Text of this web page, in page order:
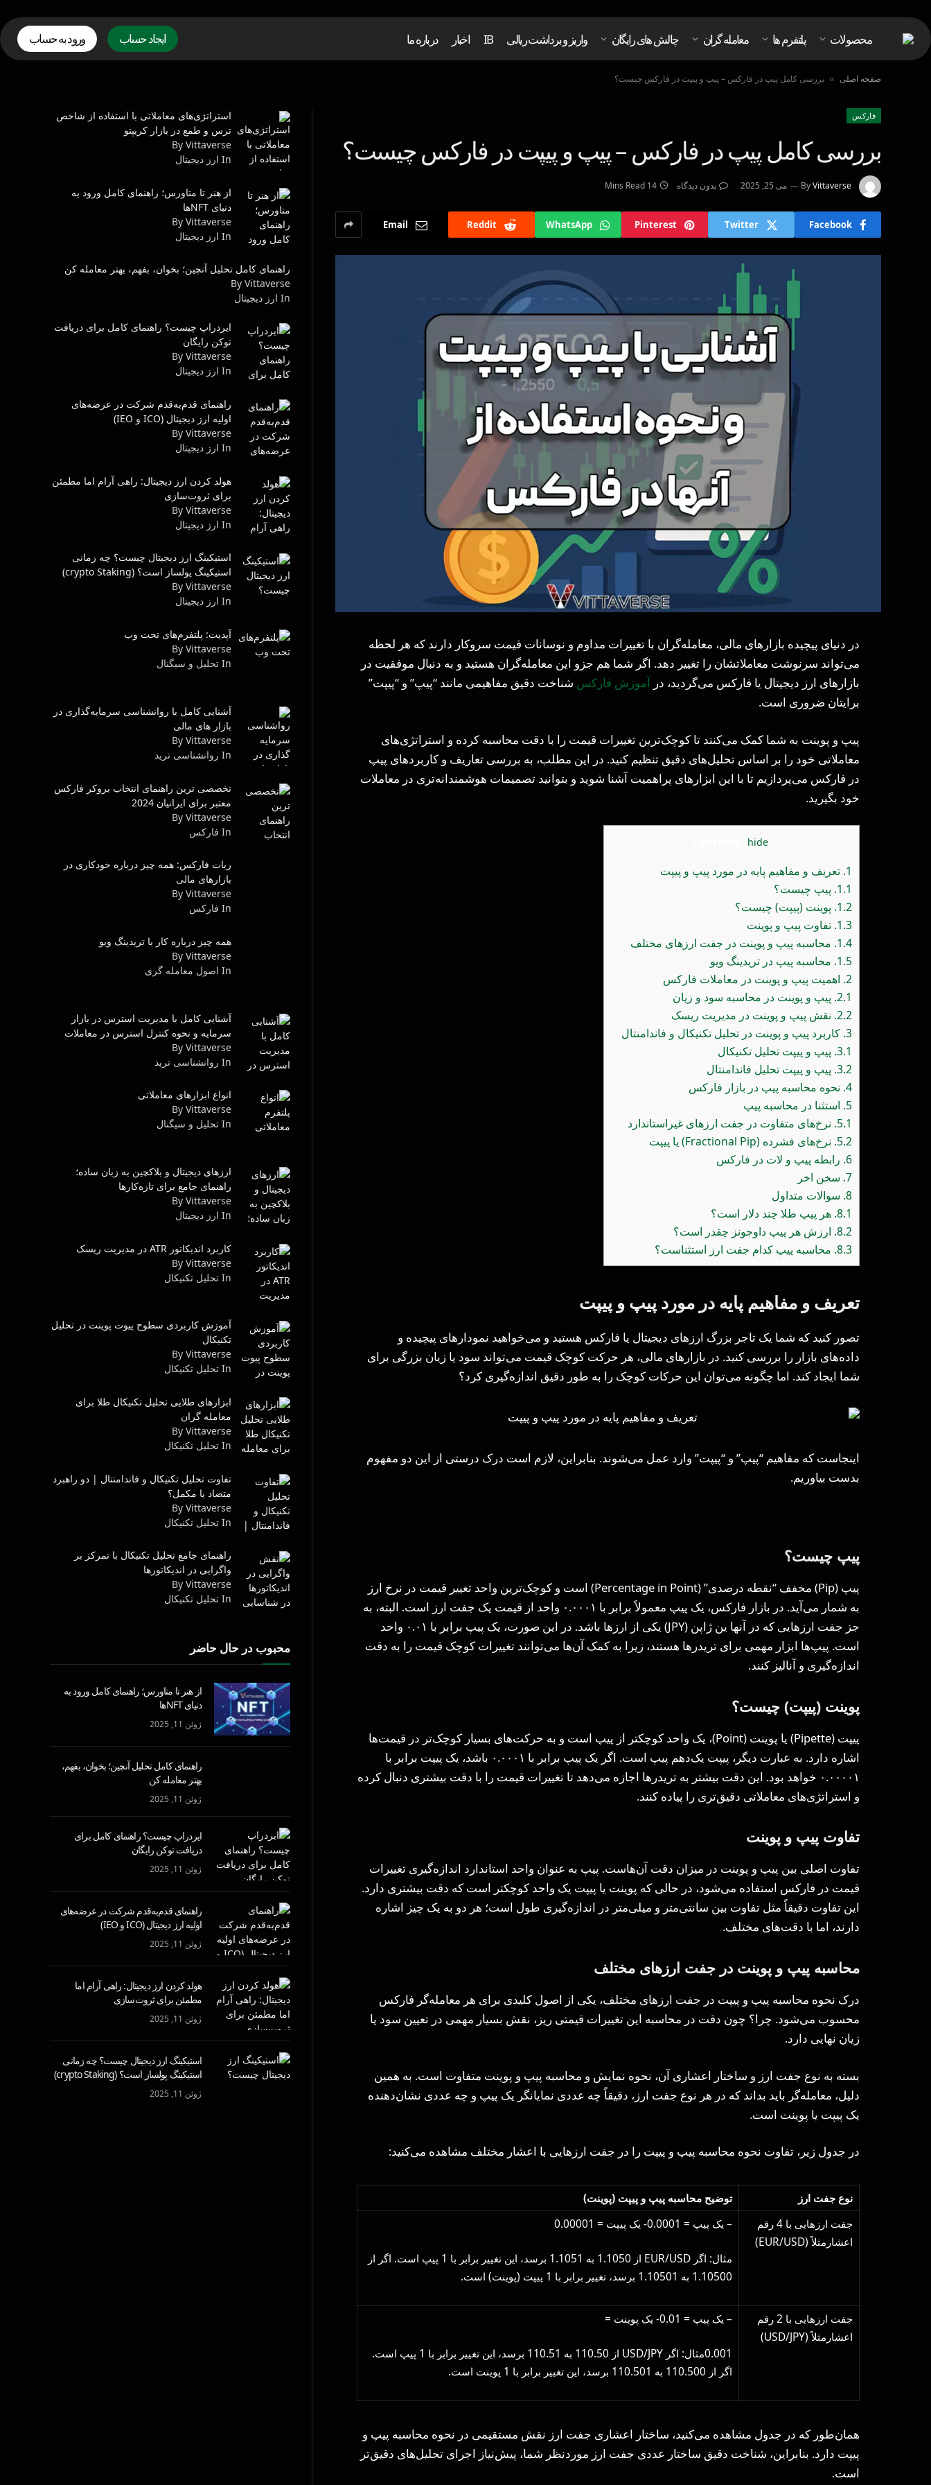
محصولات پلتفرم ها معامله گران چالش های رایگان واریز و برداشت ریالی IB اخبار درباره ما ایجاد حساب ورود به حساب
صفحه اصلی » بررسی کامل پیپ در فارکس – پیپ و پیپت در فارکس چیست؟
فاركس
بررسی کامل پیپ در فارکس – پیپ و پیپت در فارکس چیست؟
ByVittaverse می 25, 2025 بدون دیدگاه 14 Mins Read
Facebook
Twitter
Pinterest
WhatsApp
Reddit
Email
در دنیای پیچیده بازارهای مالی، معامله‌گران با تغییرات مداوم و نوسانات قیمت سروکار دارند که هر لحظه
می‌تواند سرنوشت معاملاتشان را تغییر دهد. اگر شما هم جزو این معامله‌گران هستید و به دنبال موفقیت در
بازارهای ارز دیجیتال یا فارکس می‌گردید، در آموزش فارکس شناخت دقیق مفاهیمی مانند “پیپ” و “پیپت”
برایتان ضروری است.
پیپ و پوینت به شما کمک می‌کنند تا کوچک‌ترین تغییرات قیمت را با دقت محاسبه کرده و استراتژی‌های
معاملاتی خود را بر اساس تحلیل‌های دقیق تنظیم کنید. در این مطلب، به بررسی تعاریف و کاربردهای پیپ
در فارکس می‌پردازیم تا با این ابزارهای پراهمیت آشنا شوید و بتوانید تصمیمات هوشمندانه‌تری در معاملات
خود بگیرید.
hide]
1. تعریف و مفاهیم پایه در مورد پیپ و پیپت
1.1. پیپ چیست؟
1.2. پوینت (پیپت) چیست؟
1.3. تفاوت پیپ و پوینت
1.4. محاسبه پیپ و پوینت در جفت ارزهای مختلف
1.5. محاسبه پیپ در تریدینگ ویو
2. اهمیت پیپ و پوینت در معاملات فارکس
2.1. پیپ و پوینت در محاسبه سود و زیان
2.2. نقش پیپ و پوینت در مدیریت ریسک
3. کاربرد پیپ و پوینت در تحلیل تکنیکال و فاندامنتال
3.1. پیپ و پیپت تحلیل تکنیکال
3.2. پیپ و پیپت تحلیل فاندامنتال
4. نحوه محاسبه پیپ در بازار فارکس
5. استثنا در محاسبه پیپ
5.1. نرخ‌های متفاوت در جفت ارزهای غیراستاندارد
5.2. نرخ‌های فشرده (Fractional Pip) یا پیپت
6. رابطه پیپ و لات در فارکس
7. سخن اخر
8. سوالات متداول
8.1. هر پیپ طلا چند دلار است؟
8.2. ارزش هر پیپ داوجونز چقدر است؟
8.3. محاسبه پیپ کدام جفت ارز استثناست؟
تعریف و مفاهیم پایه در مورد پیپ و پیپت
تصور کنید که شما یک تاجر بزرگ ارزهای دیجیتال یا فارکس هستید و می‌خواهید نمودارهای پیچیده و
داده‌های بازار را بررسی کنید. در بازارهای مالی، هر حرکت کوچک قیمت می‌تواند سود یا زیان بزرگی برای
شما ایجاد کند. اما چگونه می‌توان این حرکات کوچک را به طور دقیق اندازه‌گیری کرد؟
اینجاست که مفاهیم “پیپ” و “پیپت” وارد عمل می‌شوند. بنابراین، لازم است درک درستی از این دو مفهوم
بدست بیاوریم.
پیپ چیست؟
پیپ (Pip) مخفف “نقطه درصدی” (Percentage in Point) است و کوچک‌ترین واحد تغییر قیمت در نرخ ارز
به شمار می‌آید. در بازار فارکس، یک پیپ معمولاً برابر با ۰.۰۰۰۱ واحد از قیمت یک جفت ارز است. البته، به
جز جفت ارزهایی که در آنها ین ژاپن (JPY) یکی از ارزها باشد. در این صورت، یک پیپ برابر با ۰.۰۱ واحد
است. پیپ‌ها ابزار مهمی برای تریدرها هستند، زیرا به کمک آن‌ها می‌توانند تغییرات کوچک قیمت را به دقت
اندازه‌گیری و آنالیز کنند.
پوینت (پیپت) چیست؟
پیپت (Pipette) یا پوینت (Point)، یک واحد کوچکتر از پیپ است و به حرکت‌های بسیار کوچک‌تر در قیمت‌ها
اشاره دارد. به عبارت دیگر، پیپت یک‌دهم پیپ است. اگر یک پیپ برابر با ۰.۰۰۰۱ باشد، یک پیپت برابر با
۰.۰۰۰۰۱ خواهد بود. این دقت بیشتر به تریدرها اجازه می‌دهد تا تغییرات قیمت را با دقت بیشتری دنبال کرده
و استراتژی‌های معاملاتی دقیق‌تری را پیاده کنند.
تفاوت پیپ و پوینت
تفاوت اصلی بین پیپ و پوینت در میزان دقت آن‌هاست. پیپ به عنوان واحد استاندارد اندازه‌گیری تغییرات
قیمت در فارکس استفاده می‌شود، در حالی که پوینت یا پیپت یک واحد کوچکتر است که دقت بیشتری دارد.
این تفاوت دقیقاً مثل تفاوت بین سانتی‌متر و میلی‌متر در اندازه‌گیری طول است؛ هر دو به یک چیز اشاره
دارند، اما با دقت‌های مختلف.
محاسبه پیپ و پوینت در جفت ارزهای مختلف
درک نحوه محاسبه پیپ و پیپت در جفت‌ ارزهای مختلف، یکی از اصول کلیدی برای هر معامله‌گر فارکس
محسوب می‌شود. چرا؟ چون دقت در محاسبه این تغییرات قیمتی ریز، نقش بسیار مهمی در تعیین سود یا
زیان نهایی دارد.
بسته به نوع جفت ارز و ساختار اعشاری آن، نحوه نمایش و محاسبه پیپ و پوینت متفاوت است. به همین
دلیل، معامله‌گر باید بداند که در هر نوع جفت ارز، دقیقاً چه عددی نمایانگر یک پیپ و چه عددی نشان‌دهنده
یک پیپت یا پوینت است.
در جدول زیر، تفاوت نحوه محاسبه پیپ و پیپت را در جفت ارزهایی با اعشار مختلف مشاهده می‌کنید:
نوع جفت ارز
توضیح محاسبه پیپ و پیپت (پوینت)
جفت ارزهایی با 4 رقم
اعشارمثلاً (EUR/USD)
– یک پیپ = 0.0001- یک پیپت = 0.00001
مثال: اگر EUR/USD از 1.1050 به 1.1051 برسد، این تغییر برابر با 1 پیپ است. اگر از
1.10500 به 1.10501 برسد، تغییر برابر با 1 پیپت (پوینت) است.
جفت ارزهایی با 2 رقم
اعشارمثلاً (USD/JPY)
– یک پیپ = 0.01- یک پوینت =
0.001مثال: اگر USD/JPY از 110.50 به 110.51 برسد، این تغییر برابر با 1 پیپ است.
اگر از 110.500 به 110.501 برسد، این تغییر برابر با 1 پوینت است.
همان‌طور که در جدول مشاهده می‌کنید، ساختار اعشاری جفت ارز نقش مستقیمی در نحوه محاسبه پیپ و
پیپت دارد. بنابراین، شناخت دقیق ساختار عددی جفت ارز موردنظر شما، پیش‌نیاز اجرای تحلیل‌های دقیق‌تر
است.
استراتژی‌های معاملاتی با استفاده از شاخص
ترس و طمع در بازار کریپتو
By Vittaverse
In ارز دیجیتال
از هنر تا متاورس؛ راهنمای کامل ورود به
دنیای NFTها
By Vittaverse
In ارز دیجیتال
راهنمای کامل تحلیل آنچین؛ بخوان، بفهم، بهتر معامله کن
By Vittaverse
In ارز دیجیتال
ایردراپ چیست؟ راهنمای کامل برای دریافت
توکن رایگان
By Vittaverse
In ارز دیجیتال
راهنمای قدم‌به‌قدم شرکت در عرضه‌های
اولیه ارز دیجیتال (ICO و IEO)
By Vittaverse
In ارز دیجیتال
هولد کردن ارز دیجیتال: راهی آرام اما مطمئن
برای ثروت‌سازی
By Vittaverse
In ارز دیجیتال
استیکینگ ارز دیجیتال چیست؟ چه زمانی
استیکینگ پولساز است؟ (crypto Staking)
By Vittaverse
In ارز دیجیتال
آپدیت: پلتفرم‌های تحت وب
By Vittaverse
In تحلیل و سیگنال
آشنایی کامل با روانشناسی سرمایه‌گذاری در
بازار های مالی
By Vittaverse
In روانشناسى ترید
تخصصی ترین راهنمای انتخاب بروکر فارکس
معتبر برای ایرانیان 2024
By Vittaverse
In فاركس
ربات فارکس: همه چیز درباره خودکاری در
بازارهای مالی
By Vittaverse
In فاركس
همه چیز درباره کار با تریدینگ ویو
By Vittaverse
In اصول معامله گرى
آشنایی کامل با مدیریت استرس در بازار
سرمایه و نحوه کنترل استرس در معاملات
By Vittaverse
In روانشناسى ترید
انواع ابزارهای معاملاتی
By Vittaverse
In تحلیل و سیگنال
ارزهای دیجیتال و بلاکچین به زبان ساده؛
راهنمای جامع برای تازه‌کارها
By Vittaverse
In ارز دیجیتال
کاربرد اندیکاتور ATR در مدیریت ریسک
By Vittaverse
In تحليل تكنيكال
آموزش کاربردی سطوح پیوت پوینت در تحلیل
تکنیکال
By Vittaverse
In تحليل تكنيكال
ابزارهای طلایی تحلیل تکنیکال طلا برای
معامله گران
By Vittaverse
In تحليل تكنيكال
تفاوت تحلیل تکنیکال و فاندامنتال | دو راهبرد
متضاد یا مکمل؟
By Vittaverse
In تحليل تكنيكال
راهنمای جامع تحلیل تکنیکال با تمرکز بر
واگرایی در اندیکاتورها
By Vittaverse
In تحليل تكنيكال
محبوب در حال حاضر
از هنر تا متاورس؛ راهنمای کامل ورود به
دنیای NFTها
ژوئن 11, 2025
راهنمای کامل تحلیل آنچین؛ بخوان، بفهم،
بهتر معامله کن
ژوئن 11, 2025
ایردراپ چیست؟ راهنمای کامل برای
دریافت توکن رایگان
ژوئن 11, 2025
راهنمای قدم‌به‌قدم شرکت در عرضه‌های
اولیه ارز دیجیتال (ICO و IEO)
ژوئن 11, 2025
هولد کردن ارز دیجیتال: راهی آرام اما
مطمئن برای ثروت‌سازی
ژوئن 11, 2025
استیکینگ ارز دیجیتال چیست؟ چه زمانی
استیکینگ پولساز است؟ (crypto Staking)
ژوئن 11, 2025